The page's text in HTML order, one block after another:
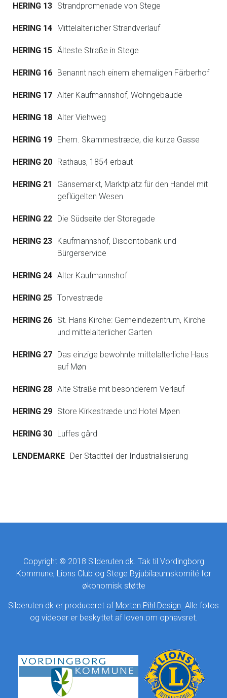
HERING 13 Strandpromenade von Stege
HERING 14 Mittelalterlicher Strandverlauf
HERING 15 Älteste Straße in Stege
HERING 16 Benannt nach einem ehemaligen Färberhof
HERING 17 Alter Kaufmannshof, Wohngebäude
HERING 18 Alter Viehweg
HERING 19 Ehem. Skammestræde, die kurze Gasse
HERING 20 Rathaus, 1854 erbaut
HERING 21
Gänsemarkt, Marktplatz für den Handel mit
geflügelten Wesen
HERING 22 Die Südseite der Storegade
HERING 23 Kaufmannshof, Discontobank und
Bürgerservice
HERING 24 Alter Kaufmannshof
HERING 25 Torvestræde
HERING 26 St. Hans Kirche: Gemeindezentrum, Kirche
und mittelalterlicher Garten
HERING 27 Das einzige bewohnte mittelalterliche Haus
auf Møn
HERING 28 Alte Straße mit besonderem Verlauf
HERING 29 Store Kirkestræde und Hotel Møen
HERING 30 Luffes gård
LENDEMARKE Der Stadtteil der Industrialisierung
Copyright © 2018 Silderuten.dk. Tak til Vordingborg
Kommune, Lions Club og Stege Byjubilæumskomité for
økonomisk støtte
Silderuten.dk er produceret af Morten Pihl Design . Alle fotos
og videoer er beskyttet af loven om ophavsret.